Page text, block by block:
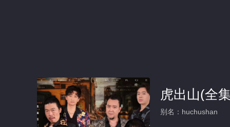
虎出山(全
别名：huchushan